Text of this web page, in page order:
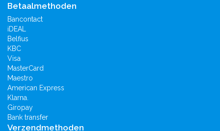
Betaalmethoden
Bancontact
iDEAL
Belfius
KBC
Visa
MasterCard
Maestro
American Express
Klarna.
Giropay
Bank transfer
Verzendmethoden